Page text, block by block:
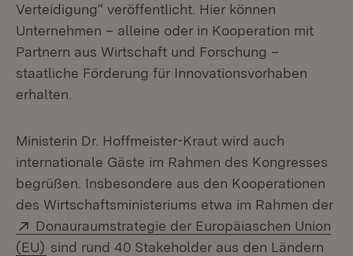
Verteidigung“ veröffentlicht. Hier können
Unternehmen – alleine oder in Kooperation mit
Partnern aus Wirtschaft und Forschung –
staatliche Förderung für Innovationsvorhaben
erhalten.
Ministerin Dr. Hoffmeister-Kraut wird auch
internationale Gäste im Rahmen des Kongresses
begrüßen. Insbesondere aus den Kooperationen
des Wirtschaftsministeriums etwa im Rahmen der
Extern:
Donauraumstrategie der Europäiaschen Union
(EU) (Öffnet in neuem Fenster)
sind rund 40 Stakeholder aus den Ländern